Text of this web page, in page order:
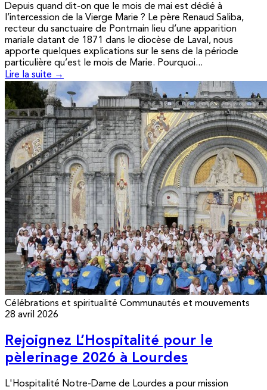
Depuis quand dit-on que le mois de mai est dédié à
l’intercession de la Vierge Marie ? Le père Renaud Saliba,
recteur du sanctuaire de Pontmain lieu d’une apparition
mariale datant de 1871 dans le diocèse de Laval, nous
apporte quelques explications sur le sens de la période
particulière qu’est le mois de Marie. Pourquoi...
Lire la suite →
Célébrations et spiritualité Communautés et mouvements
28 avril 2026
Rejoignez L’Hospitalité pour le
pèlerinage 2026 à Lourdes
L'Hospitalité Notre-Dame de Lourdes a pour mission